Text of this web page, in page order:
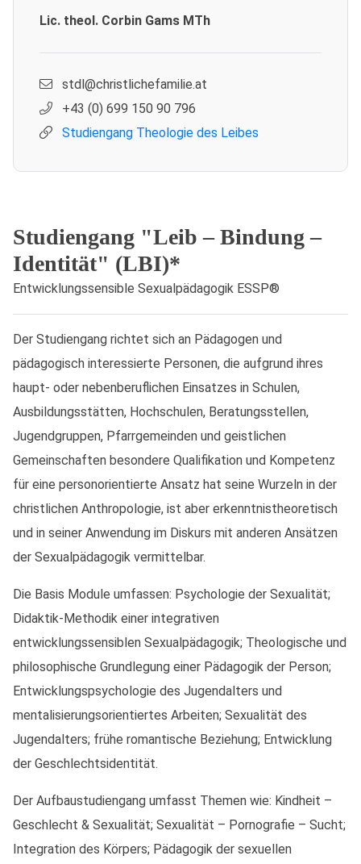
Lic. theol. Corbin Gams MTh
stdl@christlichefamilie.at
+43 (0) 699 150 90 796
Studiengang Theologie des Leibes
Studiengang "Leib – Bindung –
Identität" (LBI)*
Entwicklungssensible Sexualpädagogik ESSP®
Der Studiengang richtet sich an Pädagogen und
pädagogisch interessierte Personen, die aufgrund ihres
haupt- oder nebenberuflichen Einsatzes in Schulen,
Ausbildungsstätten, Hochschulen, Beratungsstellen,
Jugendgruppen, Pfarrgemeinden und geistlichen
Gemeinschaften besondere Qualifikation und Kompetenz
für eine personorientierte Ansatz hat seine Wurzeln in der
christlichen Anthropologie, ist aber erkenntnistheoretisch
und in seiner Anwendung im Diskurs mit anderen Ansätzen
der Sexualpädagogik vermittelbar.
Die Basis Module umfassen: Psychologie der Sexualität;
Didaktik-Methodik einer integrativen
entwicklungssensiblen Sexualpädagogik; Theologische und
philosophische Grundlegung einer Pädagogik der Person;
Entwicklungspsychologie des Jugendalters und
mentalisierungsorientiertes Arbeiten; Sexualität des
Jugendalters; frühe romantische Beziehung; Entwicklung
der Geschlechtsidentität.
Der Aufbaustudiengang umfasst Themen wie: Kindheit –
Geschlecht & Sexualität; Sexualität – Pornografie – Sucht;
Integration des Körpers; Pädagogik der sexuellen